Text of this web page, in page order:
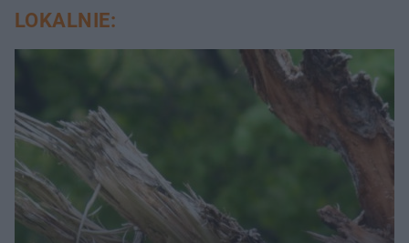
LOKALNIE: